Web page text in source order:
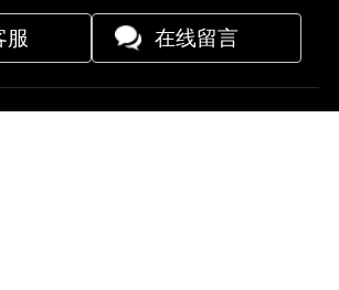
服 在线留言